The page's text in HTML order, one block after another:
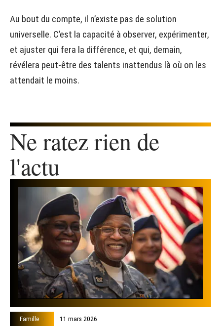
Au bout du compte, il n’existe pas de solution
universelle. C’est la capacité à observer, expérimenter,
et ajuster qui fera la différence, et qui, demain,
révélera peut-être des talents inattendus là où on les
attendait le moins.
Ne ratez rien de
l'actu
Famille 11 mars 2026